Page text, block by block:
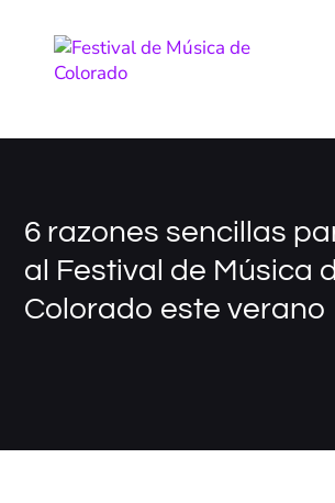
6 razones sencillas
al Festival de Música
Colorado este verano